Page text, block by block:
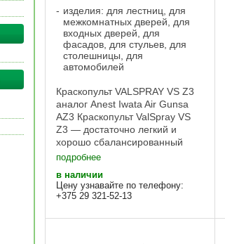
изделия: для лестниц, для
межкомнатных дверей, для
входных дверей, для
фасадов, для стульев, для
столешницы, для
автомобилей
Краскопульт VALSPRAY VS Z3
аналог Anest Iwata Air Gunsa
AZ3 Краскопульт ValSpray VS
Z3 — достаточно легкий и
хорошо сбалансированный
инструмент универсального
полированной нержавеющей
стали. Подходит для
подробнее
в наличии
Цену узнавайте по телефону:
+375 29 321-52-13